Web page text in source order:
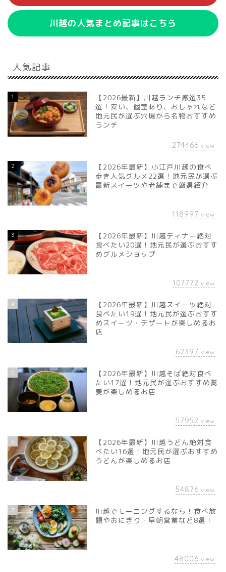
川越の人気まとめ記事はこちら
人気記事
1
【2026最新】川越ランチ厳選35
選！安い、個室あり、おしゃれなど
地元民が選ぶ穴場から名物おすすめ
ランチ
274466 view
2
【2026年最新】小江戸川越の食べ
歩き人気グルメ22選！地元民が選ぶ
最新スイーツや老舗まで厳選紹介
118997 view
3
【2026年最新】川越ディナー絶対
食べたい20選！地元民が選ぶおすす
めグルメショップ
107772 view
4
【2026年最新】川越スイーツ絶対
食べたい19選！地元民が選ぶおすす
めスイーツ・デザートが楽しめるお
店
62397 view
5
【2026年最新】川越そば絶対食べ
たい17選！地元民が選ぶおすすめ蕎
麦が楽しめるお店
57952 view
6
【2026年最新】川越うどん絶対食
べたい16選！地元民が選ぶおすすめ
うどんが楽しめるお店
54876 view
7
川越でモーニングするなら！食べ放
題やおにぎり・早朝営業など8選！
48006 view